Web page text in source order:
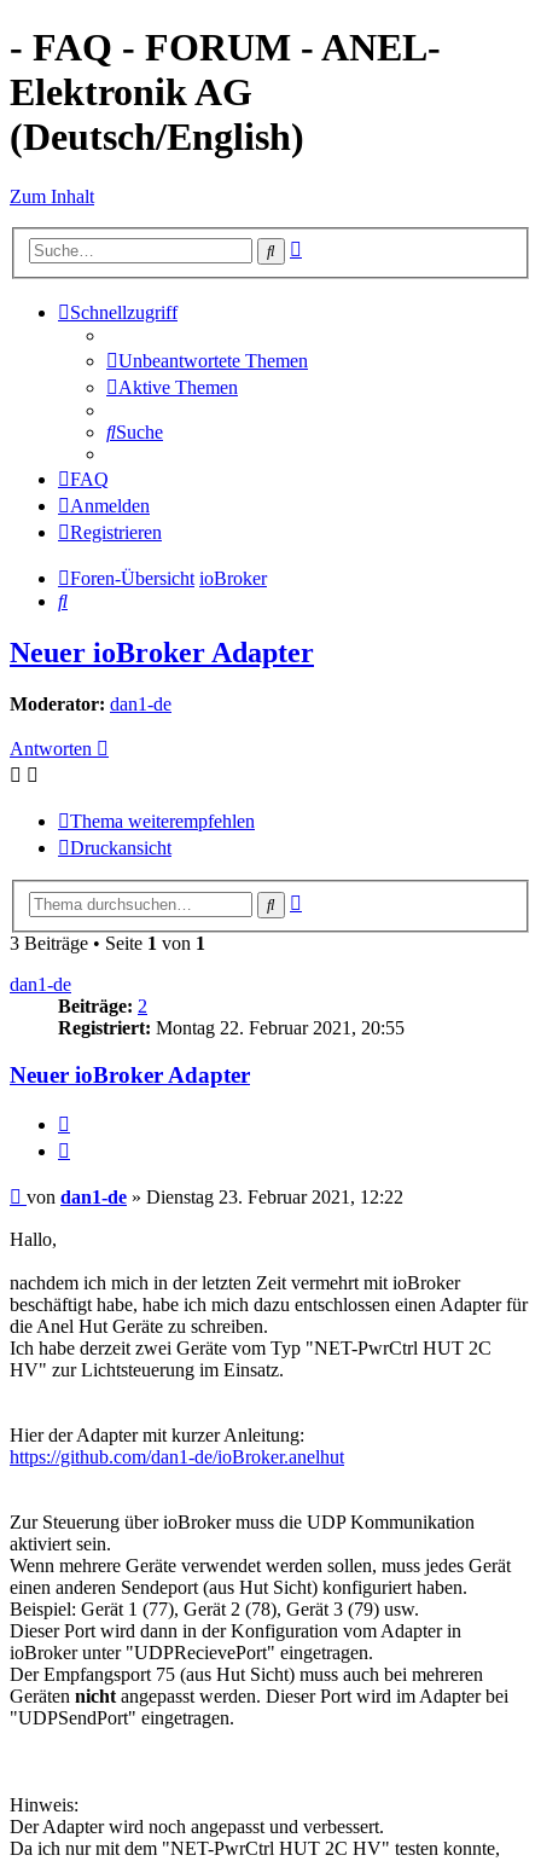
- FAQ - FORUM - ANEL-
Elektronik AG
(Deutsch/English)
Zum Inhalt
Suche
Schnellzugriff
Unbeantwortete Themen
Aktive Themen
Suche
FAQ
Anmelden
Registrieren
Foren-Übersicht ioBroker
Suche
Neuer ioBroker Adapter
Moderator: dan1-de
Antworten
Thema weiterempfehlen
Druckansicht
Suche
3 Beiträge • Seite 1 von 1
dan1-de
Beiträge: 2
Registriert: Montag 22. Februar 2021, 20:55
Neuer ioBroker Adapter
Beitrag
von dan1-de » Dienstag 23. Februar 2021, 12:22
Hallo,
nachdem ich mich in der letzten Zeit vermehrt mit ioBroker
beschäftigt habe, habe ich mich dazu entschlossen einen Adapter für
die Anel Hut Geräte zu schreiben.
Ich habe derzeit zwei Geräte vom Typ "NET-PwrCtrl HUT 2C
HV" zur Lichtsteuerung im Einsatz.
Hier der Adapter mit kurzer Anleitung:
https://github.com/dan1-de/ioBroker.anelhut
Zur Steuerung über ioBroker muss die UDP Kommunikation
aktiviert sein.
Wenn mehrere Geräte verwendet werden sollen, muss jedes Gerät
einen anderen Sendeport (aus Hut Sicht) konfiguriert haben.
Beispiel: Gerät 1 (77), Gerät 2 (78), Gerät 3 (79) usw.
Dieser Port wird dann in der Konfiguration vom Adapter in
ioBroker unter "UDPRecievePort" eingetragen.
Der Empfangsport 75 (aus Hut Sicht) muss auch bei mehreren
Geräten nicht angepasst werden. Dieser Port wird im Adapter bei
"UDPSendPort" eingetragen.
Hinweis:
Der Adapter wird noch angepasst und verbessert.
Da ich nur mit dem "NET-PwrCtrl HUT 2C HV" testen konnte,